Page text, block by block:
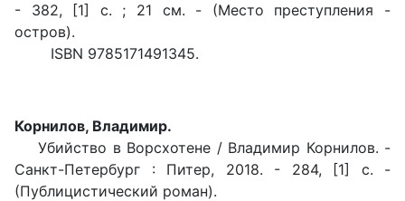
- 382, [1] с. ; 21 см. - (Место преступления -
остров).
ISBN 9785171491345.
Корнилов, Владимир.
Убийство в Ворсхотене / Владимир Корнилов. -
Санкт-Петербург : Питер, 2018. - 284, [1] с. -
(Публицистический роман).